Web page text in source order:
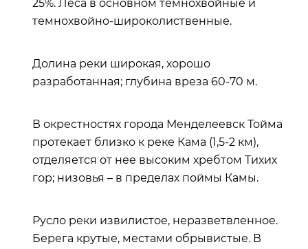
25%. Леса в основном темнохвойные и
темнохвойно-широколиственные.
Долина реки широкая, хорошо
разработанная; глубина вреза 60-70 м.
В окрестностях города Менделеевск Тойма
протекает близко к реке Кама (1,5-2 км),
отделяется от нее высоким хребтом Тихих
гор; низовья – в пределах поймы Камы.
Русло реки извилистое, неразветвленное.
Берега крутые, местами обрывистые. В